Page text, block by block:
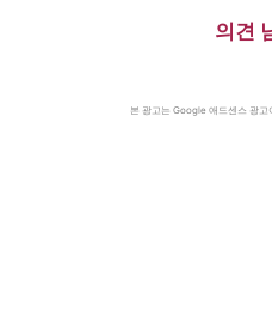
의견
본 광고는 Google 애드센스 광